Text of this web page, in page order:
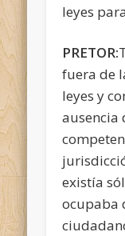
leyes
PRETOR:
fuera de
leyes y
ausencia
existía
ocupaba